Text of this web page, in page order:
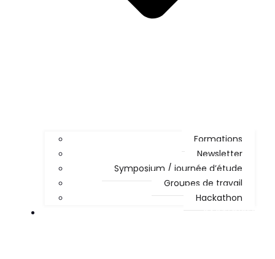
Formations
Newsletter
Symposium / journée d’étude
Groupes de travail
Hackathon
PARTICIPER